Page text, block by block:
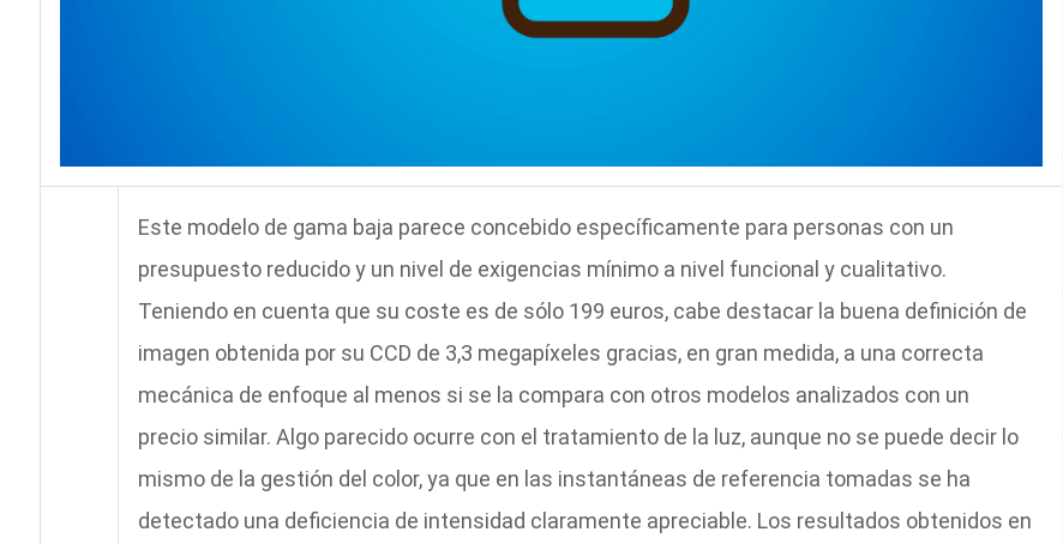
Este modelo de gama baja parece concebido específicamente para personas con un
presupuesto reducido y un nivel de exigencias mínimo a nivel funcional y cualitativo.
Teniendo en cuenta que su coste es de sólo 199 euros, cabe destacar la buena definición de
imagen obtenida por su CCD de 3,3 megapíxeles gracias, en gran medida, a una correcta
mecánica de enfoque al menos si se la compara con otros modelos analizados con un
precio similar. Algo parecido ocurre con el tratamiento de la luz, aunque no se puede decir lo
mismo de la gestión del color, ya que en las instantáneas de referencia tomadas se ha
detectado una deficiencia de intensidad claramente apreciable. Los resultados obtenidos en